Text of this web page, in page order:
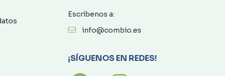
Escríbenos a:
info@combio.es
¡SÍGUENOS EN REDES!